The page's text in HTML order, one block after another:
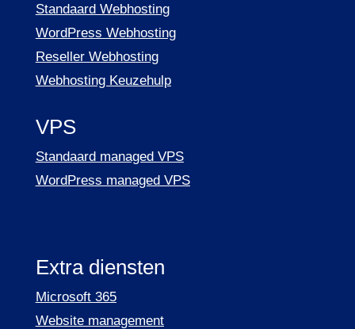
Standaard Webhosting
WordPress Webhosting
Reseller Webhosting
Webhosting Keuzehulp
VPS
Standaard managed VPS
WordPress managed VPS
Extra diensten
Microsoft 365
Website management